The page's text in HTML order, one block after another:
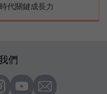
代關鍵成長力
們